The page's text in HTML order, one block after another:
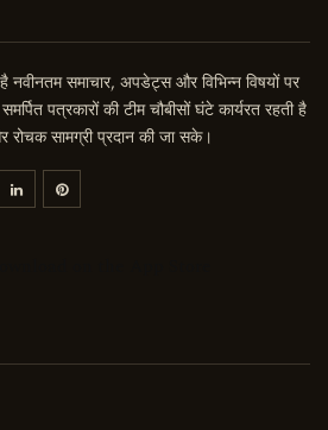
नवीनतम समाचार, अपडेट्स और विभिन्न विषयों पर
पत्रकारों की टीम चौबीसों घंटे कार्यरत रहती है
सामग्री प्रदान की जा सके।